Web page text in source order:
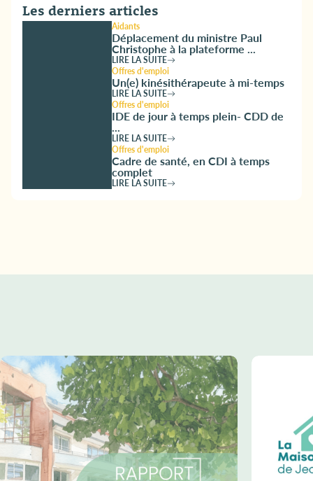
Les derniers articles
Aidants
Déplacement du ministre Paul
Christophe à la plateforme ...
LIRE LA SUITE
Offres d'emploi
Un(e) kinésithérapeute à mi-temps
LIRE LA SUITE
Offres d'emploi
IDE de jour à temps plein- CDD de
...
LIRE LA SUITE
Offres d'emploi
Cadre de santé, en CDI à temps
complet
LIRE LA SUITE